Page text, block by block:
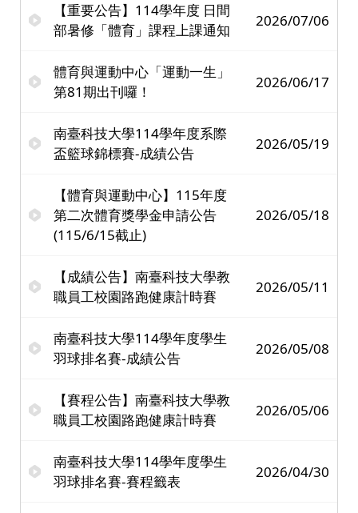
【重要公告】114學年度 日間
部暑修「體育」課程上課通知
2026/07/06
體育與運動中心「運動一生」
第81期出刊囉！
2026/06/17
南臺科技大學114學年度系際
盃籃球錦標賽-成績公告
2026/05/19
【體育與運動中心】115年度
第二次體育獎學金申請公告
(115/6/15截止)
2026/05/18
【成績公告】南臺科技大學教
職員工校園路跑健康計時賽
2026/05/11
南臺科技大學114學年度學生
羽球排名賽-成績公告
2026/05/08
【賽程公告】南臺科技大學教
職員工校園路跑健康計時賽
2026/05/06
南臺科技大學114學年度學生
羽球排名賽-賽程籤表
2026/04/30